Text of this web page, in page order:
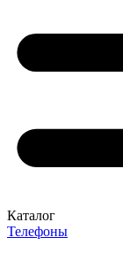
Каталог
Телефоны